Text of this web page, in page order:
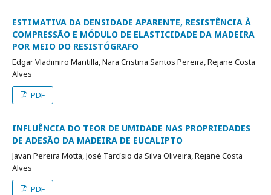
ESTIMATIVA DA DENSIDADE APARENTE, RESISTÊNCIA À
COMPRESSÃO E MÓDULO DE ELASTICIDADE DA MADEIRA
POR MEIO DO RESISTÓGRAFO
Edgar Vladimiro Mantilla, Nara Cristina Santos Pereira, Rejane Costa
Alves
PDF
INFLUÊNCIA DO TEOR DE UMIDADE NAS PROPRIEDADES
DE ADESÃO DA MADEIRA DE EUCALIPTO
Javan Pereira Motta, José Tarcísio da Silva Oliveira, Rejane Costa
Alves
PDF